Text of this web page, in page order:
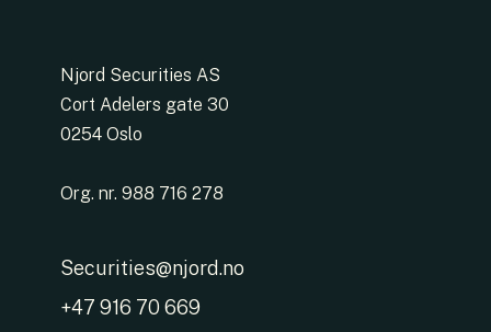
Njord Securities AS
Cort Adelers gate 30
0254 Oslo
Org. nr. 988 716 278
Securities@njord.no
+47 916 70 669